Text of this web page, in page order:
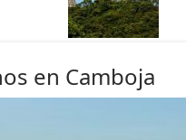
en Camboja